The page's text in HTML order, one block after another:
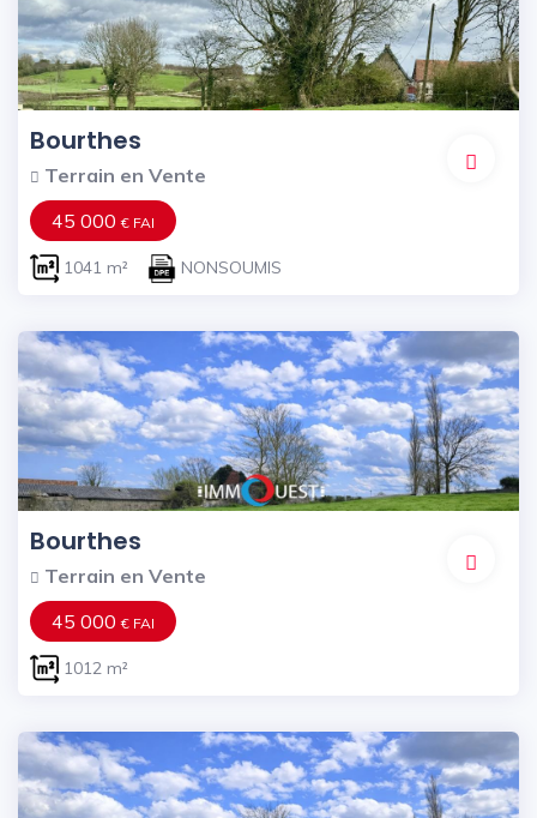
Bourthes
Terrain en Vente
45 000€ FAI
1041 m² NONSOUMIS
Bourthes
Terrain en Vente
45 000€ FAI
1012 m²